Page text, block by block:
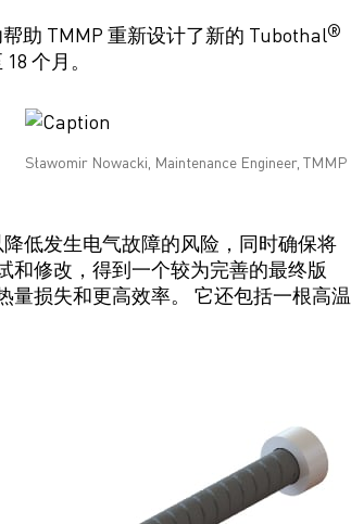
助 TMMP 重新设计了新的 Tubothal®
18 个月 。
Sławomir Nowacki, Maintenance Engineer, TMMP
低发生电气故障的风险，同时确保将
和修改，得到一个较为完善的最终版
损失和更高效率。 它还包括一根高温